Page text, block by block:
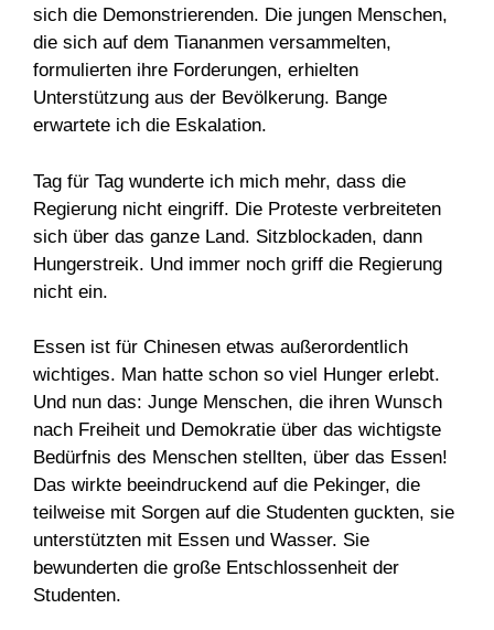
sich die Demonstrierenden. Die jungen Menschen,
die sich auf dem Tiananmen versammelten,
formulierten ihre Forderungen, erhielten
Unterstützung aus der Bevölkerung. Bange
erwartete ich die Eskalation.
Tag für Tag wunderte ich mich mehr, dass die
Regierung nicht eingriff. Die Proteste verbreiteten
sich über das ganze Land. Sitzblockaden, dann
Hungerstreik. Und immer noch griff die Regierung
nicht ein.
Essen ist für Chinesen etwas außerordentlich
wichtiges. Man hatte schon so viel Hunger erlebt.
Und nun das: Junge Menschen, die ihren Wunsch
nach Freiheit und Demokratie über das wichtigste
Bedürfnis des Menschen stellten, über das Essen!
Das wirkte beeindruckend auf die Pekinger, die
teilweise mit Sorgen auf die Studenten guckten, sie
unterstützten mit Essen und Wasser. Sie
bewunderten die große Entschlossenheit der
Studenten.